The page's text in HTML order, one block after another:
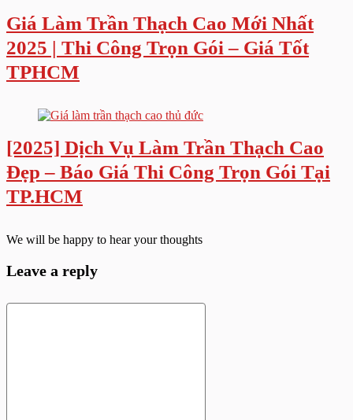
Giá Làm Trần Thạch Cao Mới Nhất
2025 | Thi Công Trọn Gói – Giá Tốt
TPHCM
[2025] Dịch Vụ Làm Trần Thạch Cao
Đẹp – Báo Giá Thi Công Trọn Gói Tại
TP.HCM
We will be happy to hear your thoughts
Leave a reply